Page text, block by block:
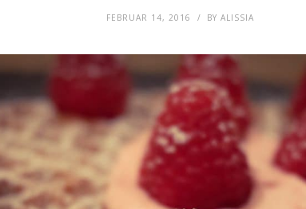
FEBRUAR 14, 2016 BY ALISSIA